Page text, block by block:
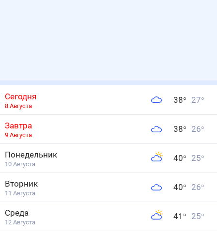
Сегодня
8 Августа
38° 27°
Завтра
9 Августа
38° 26°
Понедельник
10 Августа
40° 25°
Вторник
11 Августа
40° 26°
Среда
12 Августа
41 ° 25°